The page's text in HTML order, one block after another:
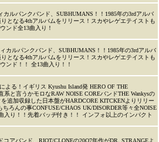
ルパンクバンド、SUBHUMANS！！1985年の3rdアルバ
りとなる4thアルバムをリリース！スカやレゲエテイストも
ンド全13曲入り！
カルパンクバンド、SUBHUMANS！！1985年の3rdアルバ
りとなる4thアルバムをリリース！スカやレゲエテイストも
ンド！！ 全13曲入り！！
よる！イギリス Kyushu Island発 HERO OF THE
系と言うかモロなRAW NOISE COREバンドTHE Wankysの
追加収録した日本盤がHARDCORE KITCKENよりリリー
ちろんの事CONFUSE/CHAOS UK/DISORDER等々全NOISE
入り！！先着バッヂ付き！！ インフォ以上のインパクト
コアバンド、RIOT/CLONEの20O7年作がDR. STRANGEよ